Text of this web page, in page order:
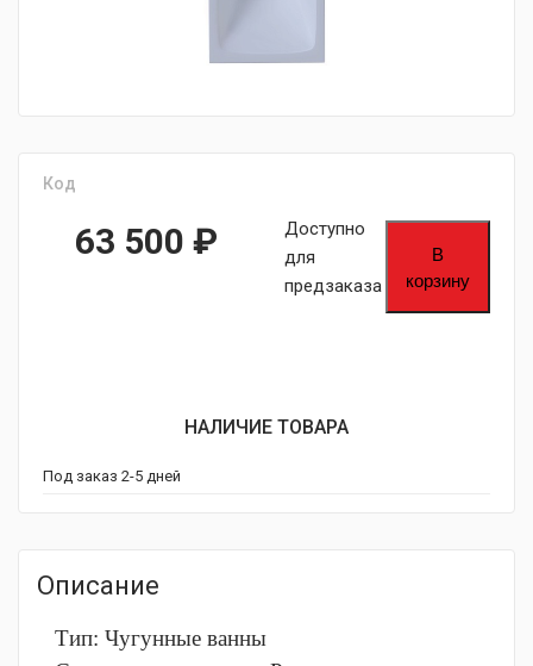
Код
63 500 ₽
Доступно
для
предзаказа
В
корзину
НАЛИЧИЕ ТОВАРА
Под заказ 2-5 дней
Описание
Тип: Чугунные ванны